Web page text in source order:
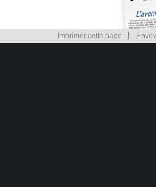
Imprimer cette page